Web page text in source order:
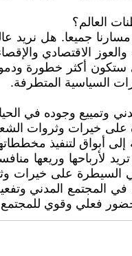
العالم؟
الاقتصادي
ستكون أكثر خطورة
السياسية المتطرفة.
وتمييع وجوده في
على خيرات وثروات
إلى أبواق لتنفيذ
لا تريد لأرباحها
المجتمع المدني
فعلي وقوي